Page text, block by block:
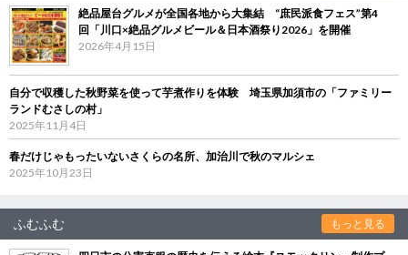
絶品屋台グルメが全国各地から大集結 “庶民派食フェス”第4
回「川口×絶品グルメビール＆日本酒祭り2026」を開催
2026年4月15日
自分で収穫した秋野菜を使って芋煮作りを体験 埼玉県加須市の「ファミリー
ランドむさしの村」
2025年11月4日
春だけじゃもったいないさくらの名所、加治川で秋のマルシェ
2025年10月23日
ふむふむ もっと見る